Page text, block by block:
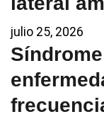
julio 25, 2026